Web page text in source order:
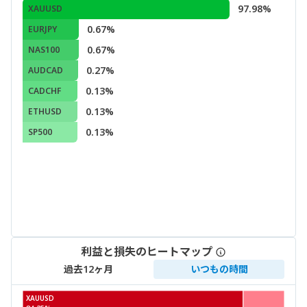
XAUUSD 97.98%
EURJPY 0.67%
NAS100 0.67%
AUDCAD 0.27%
CADCHF 0.13%
ETHUSD 0.13%
SP500 0.13%
利益と損失のヒートマップ
過去12ヶ月 いつもの時間
XAUUSD